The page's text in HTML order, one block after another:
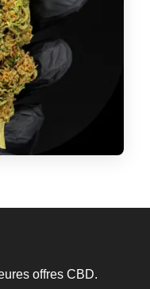
offres CBD.